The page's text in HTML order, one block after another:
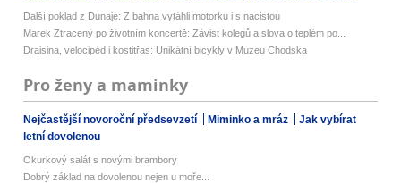
Další poklad z Dunaje: Z bahna vytáhli motorku i s nacistou
Marek Ztracený po životním koncertě: Závist kolegů a slova o teplém po...
Draisina, velocipéd i kostitřas: Unikátní bicykly v Muzeu Chodska
Pro ženy a maminky
Nejčastější novoroční předsevzetí Miminko a mráz
Jak vybírat
letní dovolenou
Okurkový salát s novými brambory
Dobrý základ na dovolenou nejen u moře...